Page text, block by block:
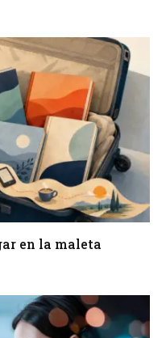
en la maleta